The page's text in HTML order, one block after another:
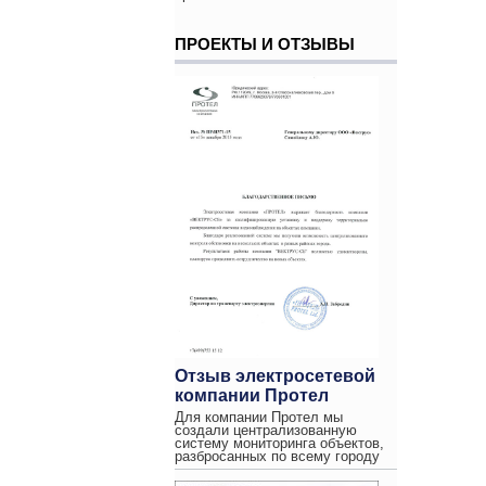
ПРОЕКТЫ И ОТЗЫВЫ
Отзыв электросетевой
компании Протел
Для компании Протел мы
создали централизованную
систему мониторинга объектов,
разбросанных по всему городу